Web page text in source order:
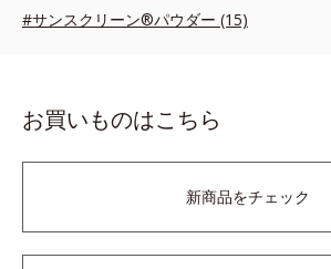
#サンスクリーン®パウダー (15)
お買いものはこちら
新商品をチェック